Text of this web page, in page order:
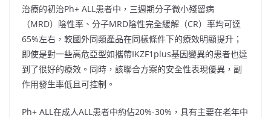
治療的初治Ph+ ALL患者中，三週期分子微小殘留病
（MRD）陰性率、分子MRD陰性完全緩解（CR）率均可達
65%左右，較國外同類產品在同樣條件下的療效明顯提升；
即使是對一些高危亞型如攜帶IKZF1plus基因變異的患者也達
到了很好的療效。同時，該聯合方案的安全性表現優異，副
作用發生率低且可控制。
Ph+ ALL在成人ALL患者中約佔20%-30%，具有主要在老年中